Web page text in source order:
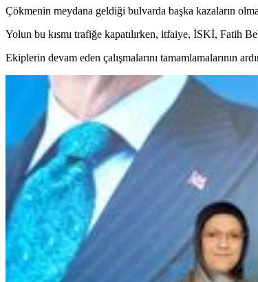
Çökmenin meydana geldiği bulvarda başka kazaların
Yolun bu kısmı trafiğe kapatılırken, itfaiye, İSKİ, Fatih
Ekiplerin devam eden çalışmalarını tamamlamalarının